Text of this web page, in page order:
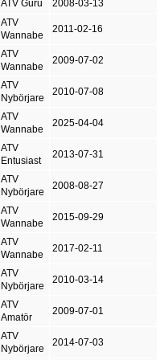
ATV Guru 2008-03-13
ATV
Wannabe
2011-02-16
ATV
Wannabe
2009-07-02
ATV
Nybörjare
2010-07-08
ATV
Wannabe
2025-04-04
ATV
Entusiast
2013-07-31
ATV
Nybörjare
2008-08-27
ATV
Wannabe
2015-09-29
ATV
Wannabe
2017-02-11
ATV
Nybörjare
2010-03-14
ATV
Amatör
2009-07-01
ATV
Nybörjare
2014-07-03